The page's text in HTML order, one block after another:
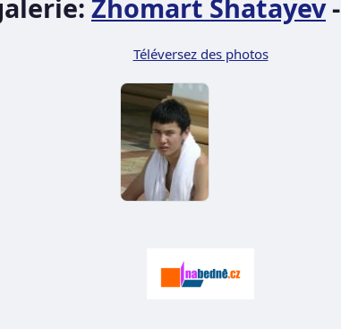
Zhomart Shatayev-
Téléversez des photos